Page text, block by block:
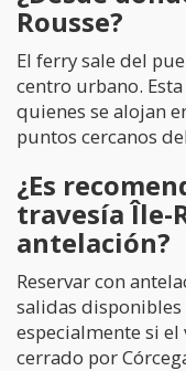
Rousse?
El ferry sale del
centro urbano.
quienes se alojan
puntos cercanos
¿Es
travesía Île-
antelación?
Reservar con
salidas disponibles
especialmente si
cerrado por